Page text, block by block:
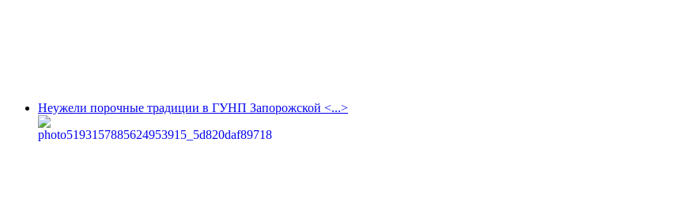
Неужели порочные традиции в ГУНП Запорожской <...>